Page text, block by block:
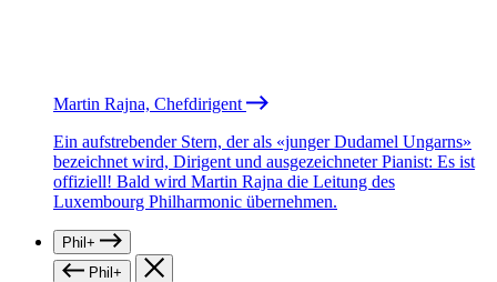
Martin Rajna, Chefdirigent
Ein aufstrebender Stern, der als «junger Dudamel Ungarns»
bezeichnet wird, Dirigent und ausgezeichneter Pianist: Es ist
offiziell! Bald wird Martin Rajna die Leitung des
Luxembourg Philharmonic übernehmen.
Phil+
Phil+